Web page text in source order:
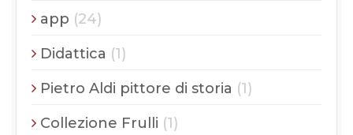
app (24)
Didattica (1)
Pietro Aldi pittore di storia (1)
Collezione Frulli (1)